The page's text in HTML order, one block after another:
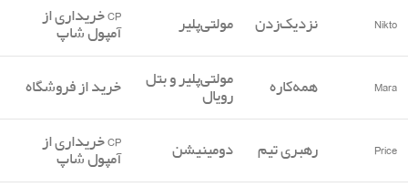
Nikto نزدیک‌زدن مولتی‌پلیر CP خریداری از
آمپول شاپ
Mara همه‌کاره مولتی‌پلیر و بتل
رویال خرید از فروشگاه
Price رهبری تیم دومینیشن CP خریداری از
آمپول شاپ